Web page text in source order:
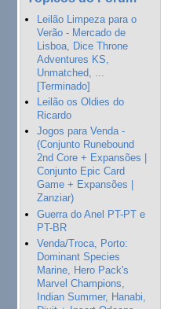
Leilão Limpeza para o
Verão - Mercado de
Lisboa, Dice Throne
Adventures KS,
Unmatched, ...
[Terminado]
Leilão os Oldies do
Ricardo
Jogos para Venda -
(Conjunto Runebound
2nd Core + Expansões |
Conjunto Epic Card
Game + Expansões |
Zanziar)
Guerra do Anel PT-PT e
PT-BR
Venda/Troca, Porto:
Dominant Species
Marine, Hero Pack's
Marvel Champions,
Indian Summer, Hanabi,